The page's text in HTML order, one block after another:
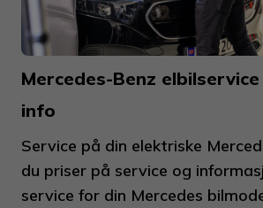
Mercedes-Benz
info
Service på din elektriske
du priser på service og
service for din Mercedes